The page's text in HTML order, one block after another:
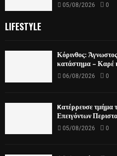
05/08/2026 0
LIFESTYLE
Κόρινθος:
κατάστημα – Καρέ
06/08/2026 0
Kατέρρευσε τμήμα
Επειγόντων
05/08/2026 0